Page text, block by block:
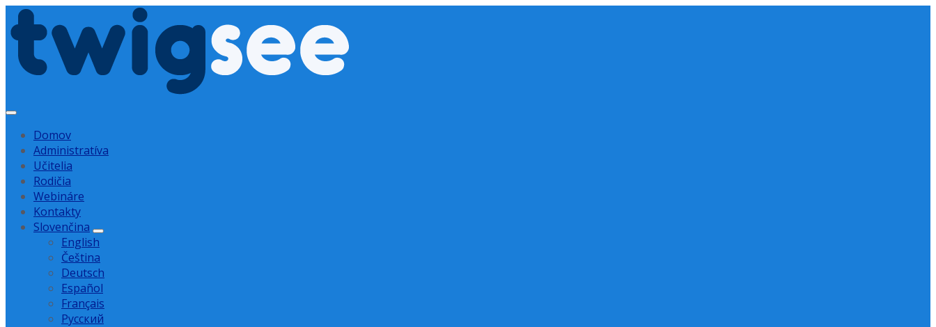
Preskočiť
na
obsah
Preskočiť
na
navigáciu
Preskočiť
na
pätičku
Domov
Administratíva
Učitelia
Rodičia
Webináre
Kontakty
Slovenčina
English
Čeština
Deutsch
Español
Français
Русский